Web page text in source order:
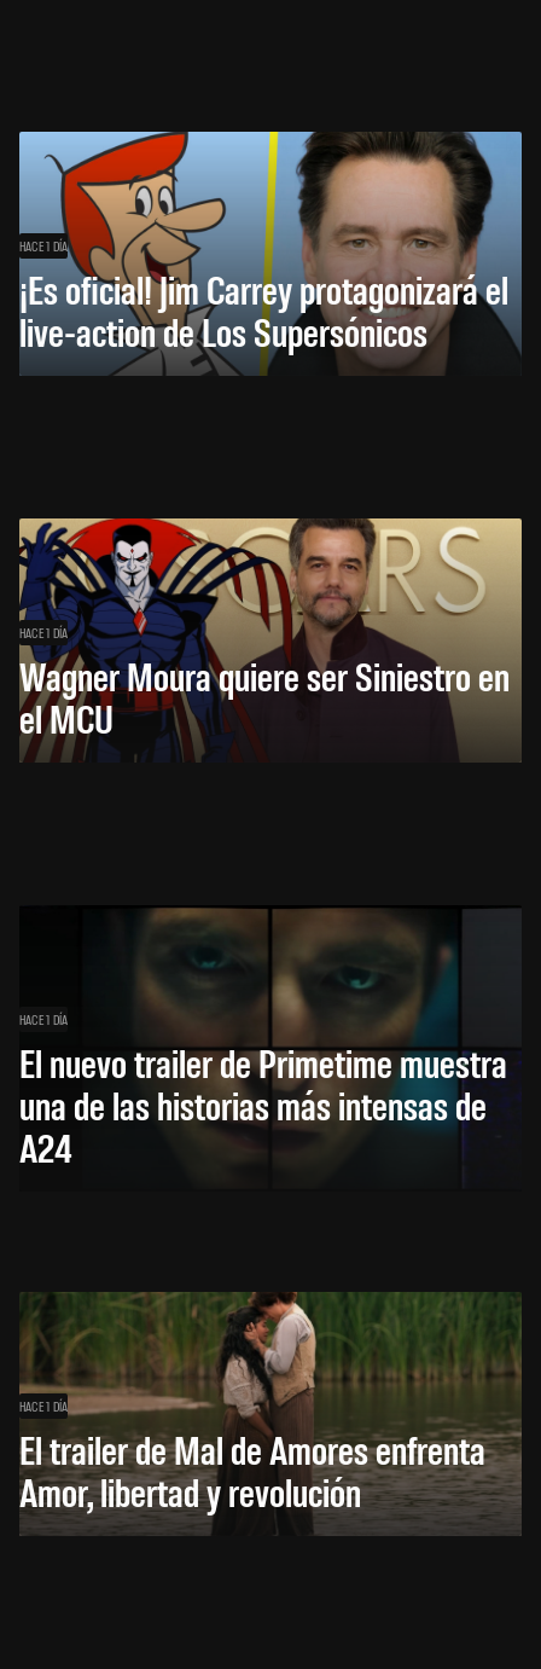
HACE 1 DÍA
¡Es oficial! Jim Carrey protagonizará el
live-action de Los Supersónicos
HACE 1 DÍA
Wagner Moura quiere ser Siniestro en
el MCU
HACE 1 DÍA
El nuevo trailer de Primetime muestra
una de las historias más intensas de
A24
HACE 1 DÍA
El trailer de Mal de Amores enfrenta
Amor, libertad y revolución